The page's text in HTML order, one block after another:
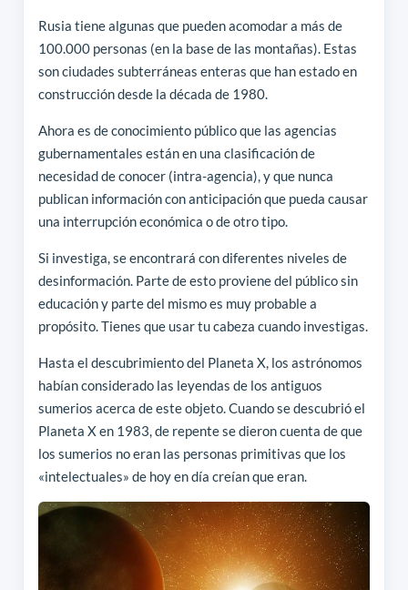
Rusia tiene algunas que pueden acomodar a más de
100.000 personas (en la base de las montañas). Estas
son ciudades subterráneas enteras que han estado en
construcción desde la década de 1980.
Ahora es de conocimiento público que las agencias
gubernamentales están en una clasificación de
necesidad de conocer (intra-agencia), y que nunca
publican información con anticipación que pueda causar
una interrupción económica o de otro tipo.
Si investiga, se encontrará con diferentes niveles de
desinformación. Parte de esto proviene del público sin
educación y parte del mismo es muy probable a
propósito. Tienes que usar tu cabeza cuando investigas.
Hasta el descubrimiento del Planeta X, los astrónomos
habían considerado las leyendas de los antiguos
sumerios acerca de este objeto. Cuando se descubrió el
Planeta X en 1983, de repente se dieron cuenta de que
los sumerios no eran las personas primitivas que los
«intelectuales» de hoy en día creían que eran.